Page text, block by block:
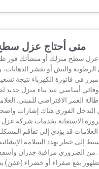
أحتاج عزل سطح؟
منزلك أو منشأتك فور ظهور
والنش أو تقشر الدهانات، وكذلك
الكهرباء نتيجة تشغيل
عند بناء منزل جديد لحماية
الافتراضي للمبنى. العلامات
هناك إشارات واضحة لا تقبل
بخدمات شركة عزل
قد يؤدي إلى تفاقم المشكلة
يهدد السلامة الإنشائية للسقف
مراقبة جدران وأسقف الطوابق
صفراء أو خضراء (عفن) يعد دليلاً